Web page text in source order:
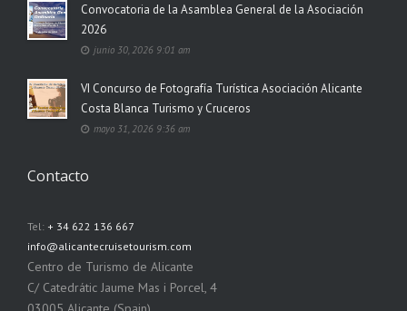
Convocatoria de la Asamblea General de la Asociación
2026
junio 30, 2026 9:01 am
VI Concurso de Fotografía Turística Asociación Alicante
Costa Blanca Turismo y Cruceros
mayo 31, 2026 9:36 am
Contacto
Tel: + 34 622 136 667
info@alicantecruisetourism.com
Centro de Turismo de Alicante
C/ Catedrátic Jaume Mas i Porcel, 4